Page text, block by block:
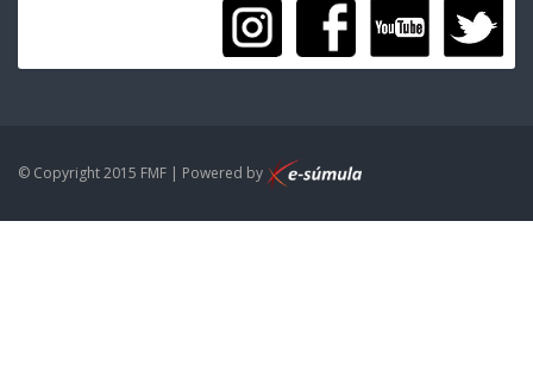
© Copyright 2015 FMF | Powered by